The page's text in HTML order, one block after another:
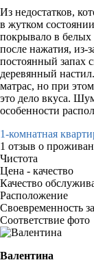
Из недостатков,
в жутком
покрывало в белых
после нажатия, из-
постоянный запах
деревянный
матрас, но при
это дело вкуса.
особенности
1-комнатная
1 отзыв о
Чистота
Цена - качество
Качество
Расположение
Своевременность
Соответствие фото
Валентина